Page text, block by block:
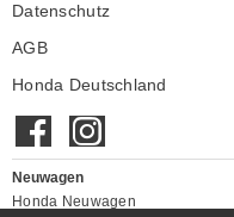
Datenschutz
AGB
Honda Deutschland
Neuwagen
Honda Neuwagen